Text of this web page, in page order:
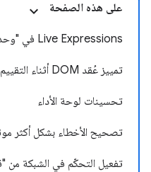
على هذه الصفحة
Live Expressions في "وحدة التحكّم"
تمييز عُقد DOM أثناء التقييم الفوري
تحسينات لوحة الأداء
تصحيح الأخطاء بشكل أكثر
تفعيل التحكّم في الشبكة من